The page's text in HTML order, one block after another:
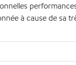
à cause de sa